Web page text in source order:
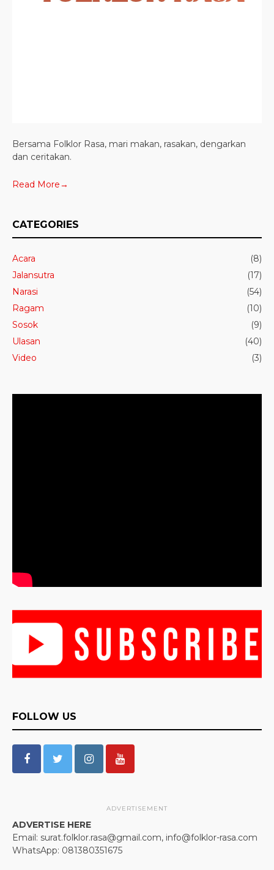
Bersama Folklor Rasa, mari makan, rasakan, dengarkan
dan ceritakan.
Read More→
CATEGORIES
Acara
(8)
Jalansutra
(17)
Narasi
(54)
Ragam
(10)
Sosok
(9)
Ulasan
(40)
Video
(3)
FOLLOW US
ADVERTISEMENT
ADVERTISE HERE
Email: surat.folklor.rasa@gmail.com, info@folklor-rasa.com
WhatsApp: 081380351675